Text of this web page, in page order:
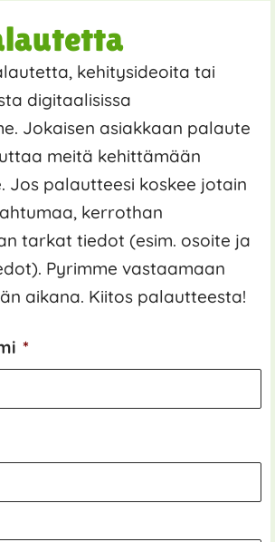
kehitysideoita tai
digitaalisissa
Jokaisen asiakkaan palaute
meitä kehittämään
Jos palautteesi koskee jotain
kerrothan
tarkat tiedot (esim. osoite ja
Pyrimme vastaamaan
aikana. Kiitos palautteesta!
*